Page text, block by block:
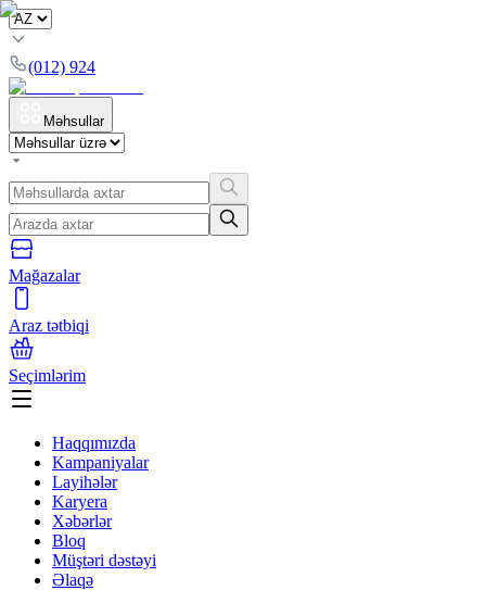
(012) 924
Məhsullar
Mağazalar
Araz tətbiqi
Seçimlərim
Haqqımızda
Kampaniyalar
Layihələr
Karyera
Xəbərlər
Bloq
Müştəri dəstəyi
Əlaqə